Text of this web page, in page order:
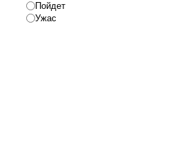
Пойдет
Ужас